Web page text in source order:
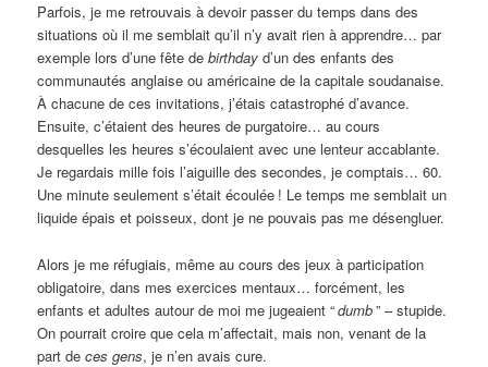
Parfois, je me retrouvais à devoir passer du temps dans des
situations où il me semblait qu’il n’y avait rien à apprendre… par
exemple lors d’une fête debirthday d’un des enfants des
communautés anglaise ou américaine de la capitale soudanaise.
À chacune de ces invitations, j’étais catastrophé d’avance.
Ensuite, c’étaient des heures de purgatoire… au cours
desquelles les heures s’écoulaient avec une lenteur accablante.
Je regardais mille fois l’aiguille des secondes, je comptais… 60.
Une minute seulement s’était écoulée ! Le temps me semblait un
liquide épais et poisseux, dont je ne pouvais pas me désengluer.
Alors je me réfugiais, même au cours des jeux à participation
obligatoire, dans mes exercices mentaux… forcément, les
enfants et adultes autour de moi me jugeaient “dumb” – stupide.
On pourrait croire que cela m’affectait, mais non, venant de la
part deces gens, je n’en avais cure.